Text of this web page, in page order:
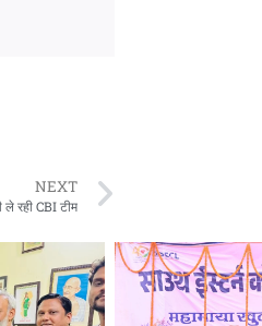
NEXT
रही CBI टीम